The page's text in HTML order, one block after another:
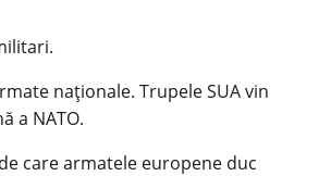
naționale. Trupele SUA vin
a NATO.
care armatele europene duc